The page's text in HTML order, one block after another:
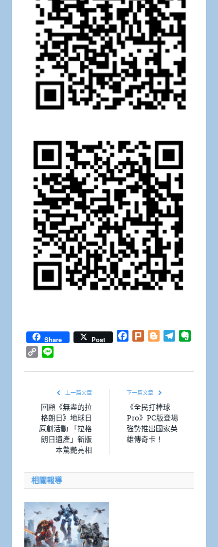
Share Post Facebook
Plurk BloggerTelegram
Copy
上一篇文章
回顧《無盡的拉
格朗日》地球日
原創活動 「拉格
朗日遺產」新版
本驚艷亮相
下一篇文章
《全民打棒球
Pro》PC版登場
強勢推出國家英
雄傳奇卡！
相關報導